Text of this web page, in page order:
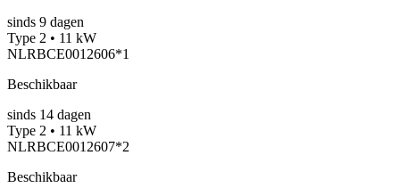
sinds 9 dagen
Type 2 • 11 kW
NLRBCE0012606*1
Beschikbaar
sinds 14 dagen
Type 2 • 11 kW
NLRBCE0012607*2
Beschikbaar